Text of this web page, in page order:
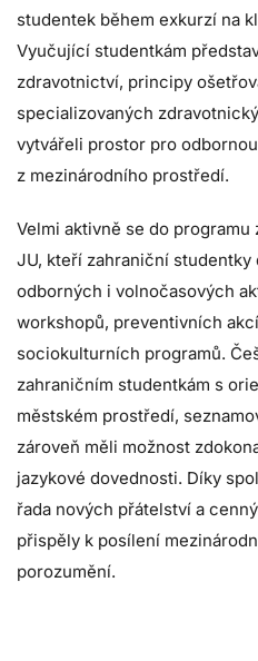
studentek během exkurzí na
Vyučující studentkám
zdravotnictví, principy
specializovaných
vytvářeli prostor pro
z mezinárodního prostředí.
Velmi aktivně se do programu
JU, kteří zahraniční studentky
odborných i volnočasových
workshopů, preventivních
sociokulturních programů.
zahraničním studentkám s
městském prostředí,
zároveň měli možnost
jazykové dovednosti. Díky
řada nových přátelství a
přispěly k posílení
porozumění.